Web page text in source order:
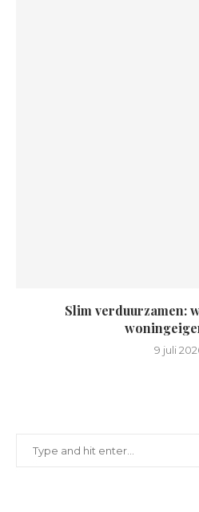
Slim verduurzamen:
9 juli